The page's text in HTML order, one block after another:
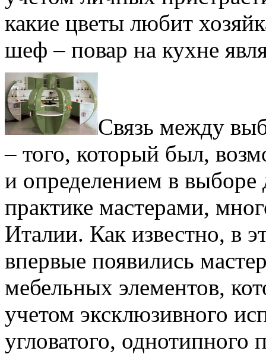
какие цветы любит
шеф – повар на кухне
Связь между
– того, который был,
и определением в выборе
практике мастерами,
Италии. Как известно, в
впервые появились
мебельных элементов,
учетом эксклюзивного
угловатого, однотипного